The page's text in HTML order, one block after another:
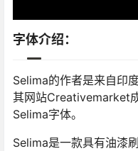
字体介绍：
Selima的作者是来自印
其网站Creativemarket
Selima字体。
Selima是一款具有油漆